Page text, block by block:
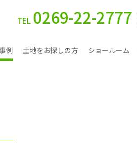
TEL 0269-22-2777
例 土地をお探しの方 ショールーム